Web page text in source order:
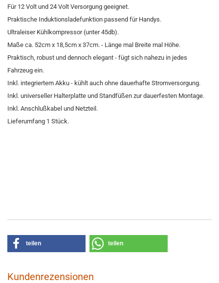
Für 12 Volt und 24 Volt Versorgung geeignet.
Praktische Induktionsladefunktion passend für Handys.
Ultraleiser Kühlkompressor (unter 45db).
Maße ca. 52cm x 18,5cm x 37cm. - Länge mal Breite mal Höhe.
Praktisch, robust und dennoch elegant - fügt sich nahezu in jedes
Fahrzeug ein.
Inkl. integriertem Akku - kühlt auch ohne dauerhafte Stromversorgung.
Inkl. universeller Halterplatte und Standfüßen zur dauerfesten Montage.
Inkl. Anschlußkabel und Netzteil.
Lieferumfang 1 Stück.
teilen teilen
Kundenrezensionen